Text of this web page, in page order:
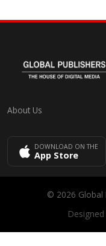
About Us
DOWNLOAD ON THE
App Store
© 2026 Global